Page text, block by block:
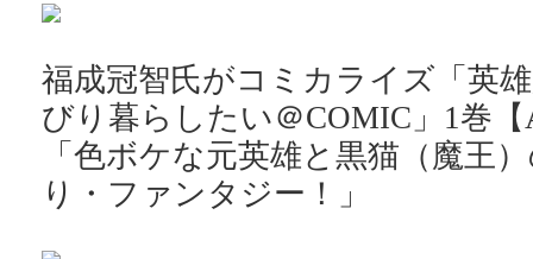
福成冠智氏がコミカライズ「英
びり暮らしたい＠COMIC」1巻
「色ボケな元英雄と黒猫（魔王
り・ファンタジー！」